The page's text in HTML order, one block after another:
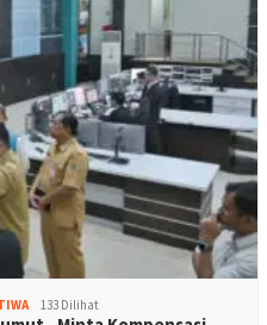
133 Dilihat